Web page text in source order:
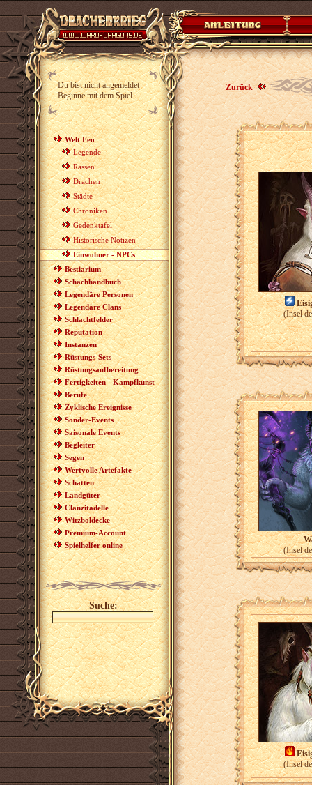
Du bist nicht angemeldet
Beginne mit dem Spiel
Welt Feo
Legende
Rassen
Drachen
Städte
Chroniken
Gedenktafel
Historische Notizen
Einwohner - NPCs
Bestiarium
Schachhandbuch
Legendäre Personen
Legendäre Clans
Schlachtfelder
Reputation
Instanzen
Rüstungs-Sets
Rüstungsaufbereitung
Fertigkeiten - Kampfkunst
Berufe
Zyklische Ereignisse
Sonder-Events
Saisonale Events
Begleiter
Segen
Wertvolle Artefakte
Schatten
Landgüter
Clanzitadelle
Witzboldecke
Premium-Account
Spielhelfer online
Suche:
Zurück
(Insel
(Insel
(Insel